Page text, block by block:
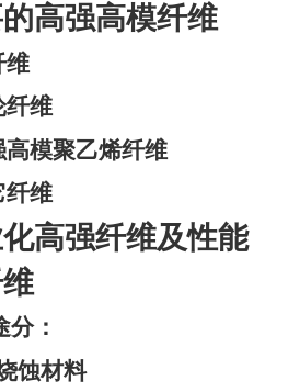
高强高模纤维
维
纤维
高模聚乙烯纤维
纤维
高强纤维及性能
分：
蚀材料